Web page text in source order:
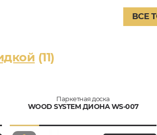
ВСЕ
(11)
Паркетная доска
WOOD SYSTEM ДИОНА WS-007